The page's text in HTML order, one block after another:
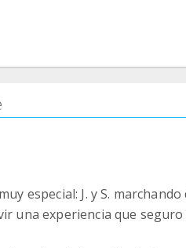
especial: J. y S.
una experiencia que